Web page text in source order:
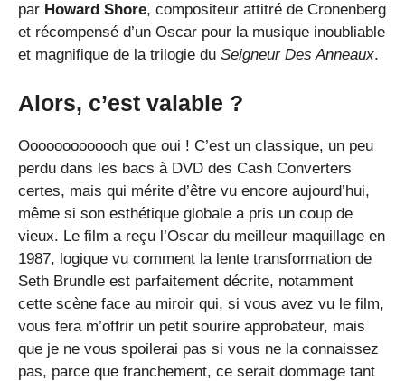
par Howard Shore, compositeur attitré de Cronenberg
et récompensé d’un Oscar pour la musique inoubliable
et magnifique de la trilogie du Seigneur Des Anneaux.
Alors, c’est valable ?
Ooooooooooooh que oui ! C’est un classique, un peu
perdu dans les bacs à DVD des Cash Converters
certes, mais qui mérite d’être vu encore aujourd’hui,
même si son esthétique globale a pris un coup de
vieux. Le film a reçu l’Oscar du meilleur maquillage en
1987, logique vu comment la lente transformation de
Seth Brundle est parfaitement décrite, notamment
cette scène face au miroir qui, si vous avez vu le film,
vous fera m’offrir un petit sourire approbateur, mais
que je ne vous spoilerai pas si vous ne la connaissez
pas, parce que franchement, ce serait dommage tant